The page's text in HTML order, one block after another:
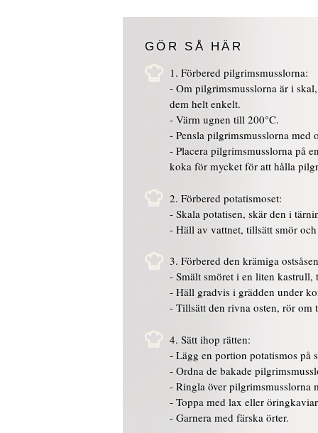
GÖR SÅ HÄR
1. Förbered pilgrimsmusslorna:
- Om pilgrimsmusslorna är i
dem helt enkelt.
- Värm ugnen till 200°C.
- Pensla pilgrimsmusslorna
- Placera pilgrimsmusslorna på
koka för mycket för att hålla
2. Förbered potatismoset:
- Skala potatisen, skär den i
- Häll av vattnet, tillsätt smör
3. Förbered den krämiga
- Smält smöret i en liten
- Häll gradvis i grädden under
- Tillsätt den rivna osten, rör om
4. Sätt ihop rätten:
- Lägg en portion potatismos på
- Ordna de bakade
- Ringla över pilgrimsmusslorna
- Toppa med lax eller
- Garnera med färska örter.